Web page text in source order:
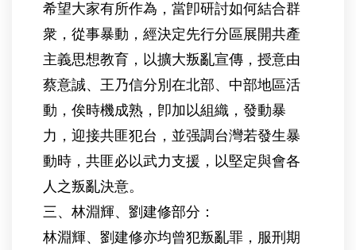
希望大家有所作為，當卽研討如何結合群
衆，從事暴動，經決定先行分區展開共產
主義思想教育，以擴大叛亂宣傳，授意由
蔡意誠、王乃信分別在北部、中部地區活
動，俟時機成熟，卽加以組織，發動暴
力，迎接共匪犯台，並强調台灣若發生暴
動時，共匪必以武力支援，以堅定與會各
人之叛亂決意。
三、林淵輝、劉建修部分：
林淵輝、劉建修亦均曾犯叛亂罪，服刑期